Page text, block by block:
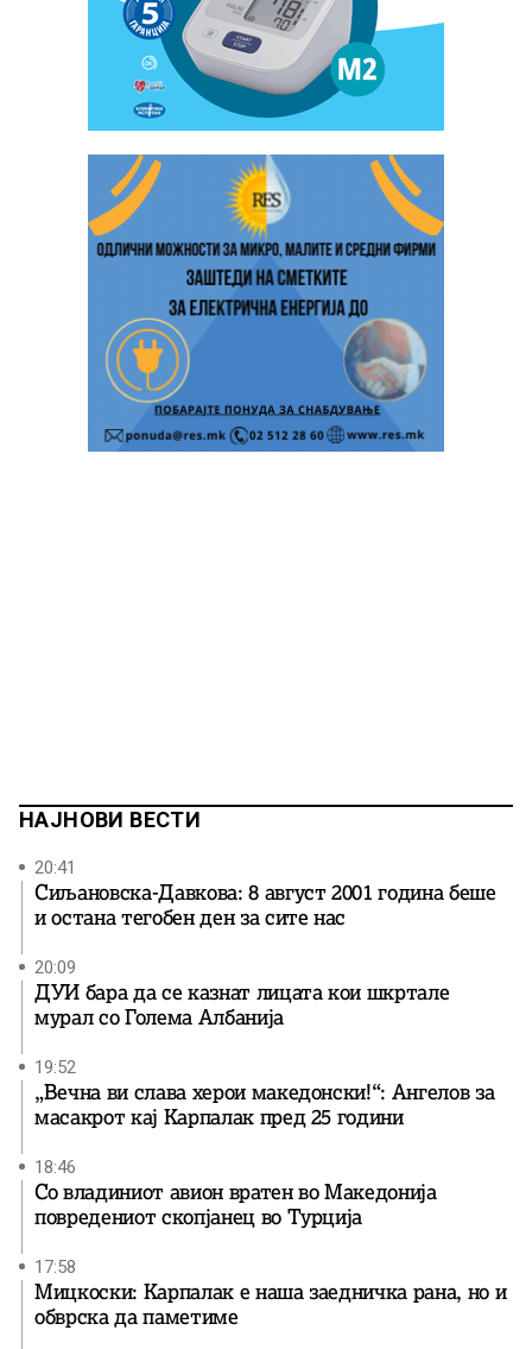
НАЈНОВИ ВЕСТИ
20:41
Сиљановска-Давкова: 8 август 2001 година беше
и остана тегобен ден за сите нас
20:09
ДУИ бара да се казнат лицата кои шкртале
мурал со Голема Албанија
19:52
„Вечна ви слава херои македонски!“: Ангелов за
масакрот кај Карпалак пред 25 години
18:46
Со владиниот авион вратен во Македонија
повредениот скопјанец во Турција
17:58
Мицкоски: Карпалак е наша заедничка рана, но и
обврска да паметиме